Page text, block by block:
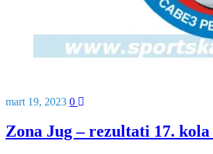
mart 19, 2023 0
Zona Jug – rezultati 17.